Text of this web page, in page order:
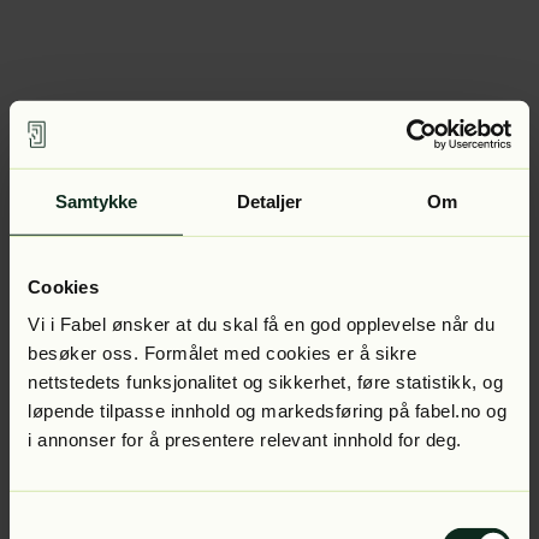
Samtykke Detaljer Om
Cookies
Vi i Fabel ønsker at du skal få en god opplevelse når du
besøker oss. Formålet med cookies er å sikre
nettstedets funksjonalitet og sikkerhet, føre statistikk, og
løpende tilpasse innhold og markedsføring på fabel.no og
i annonser for å presentere relevant innhold for deg.